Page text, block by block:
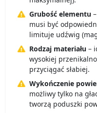
Grubość elementu
musi być
limituje udźwig
Rodzaj materiału –
wysokiej
przyciągać słabiej.
Wykończenie
możliwy tylko na
tworzą poduszki